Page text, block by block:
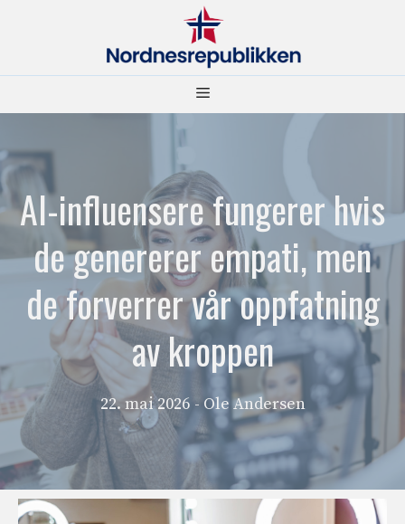
Meny
AI-influensere fungerer hvis
de genererer empati, men
de forverrer vår oppfatning
av kroppen
22. mai 2026 - Ole Andersen